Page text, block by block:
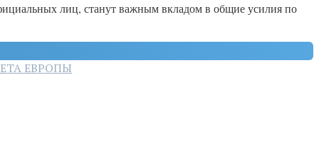
лиц, станут важным вкладом в общие усилия по
ЕВРОПЫ